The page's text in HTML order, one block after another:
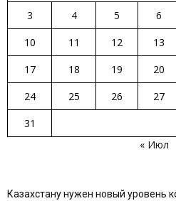
3
4 5 6
10
11 12 13
17
18 19 20
24
25 26 27
31
« Июл
Казахстану нужен новый уровень